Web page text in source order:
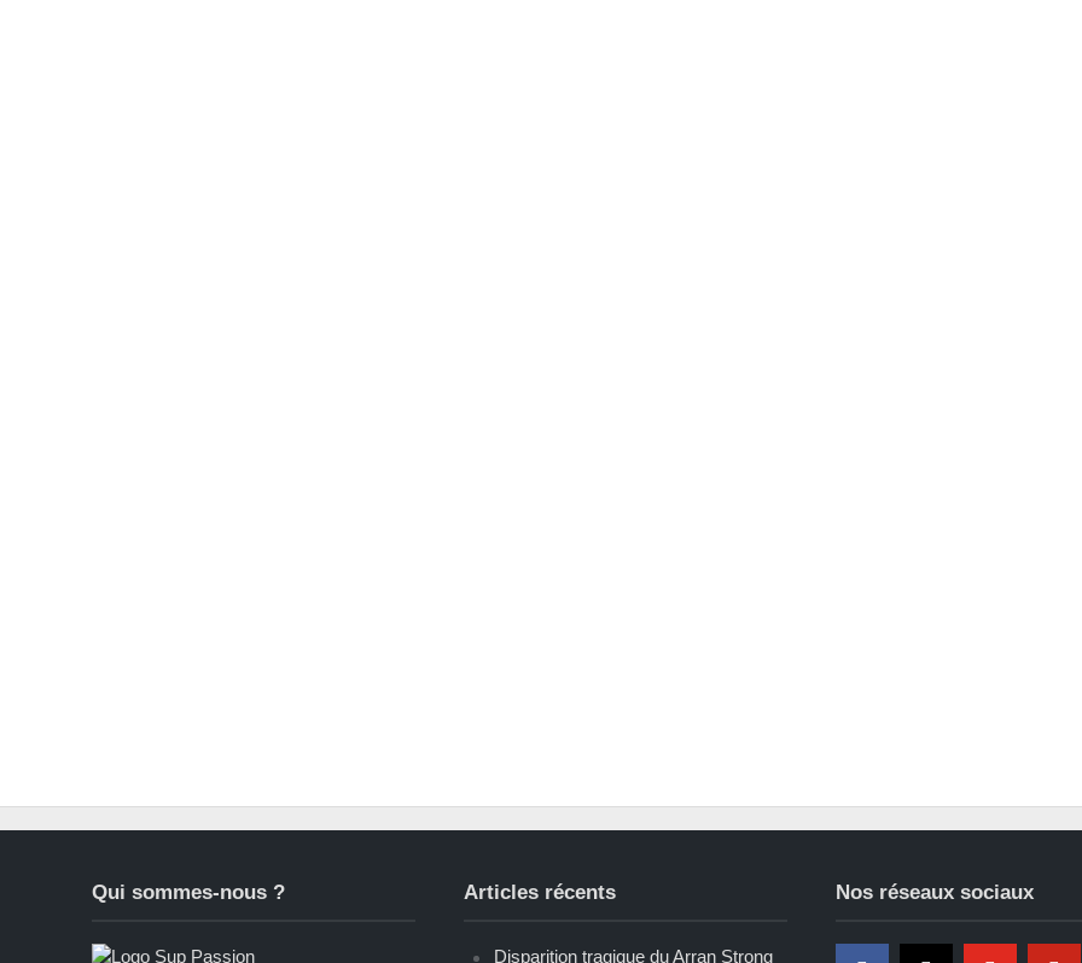
Qui sommes-nous ? Articles récents
Disparition tragique du Arran Strong
Nos réseaux sociaux